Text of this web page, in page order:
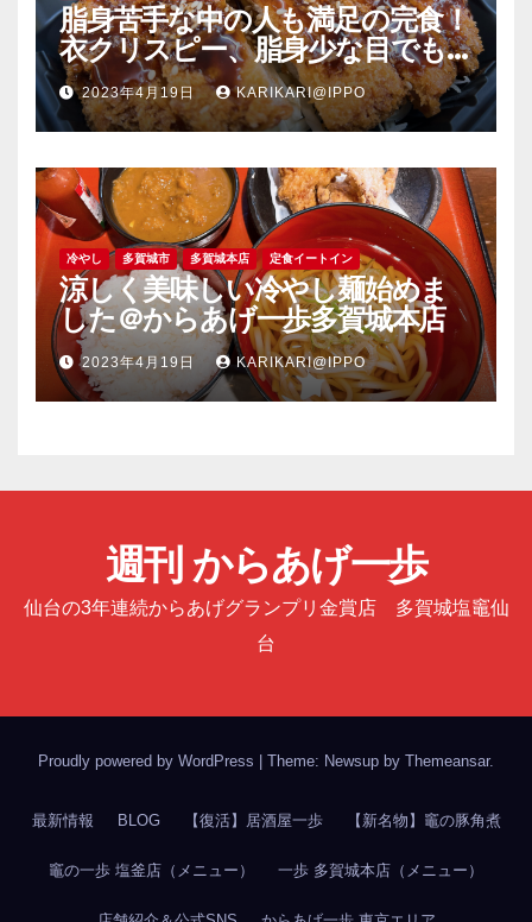
脂身苦手な中の人も満足の完食！
衣クリスピー、脂身少な目でも
旨い豚肉のソーストンカツ弁当
＠竈の一歩塩釜店
2023年4月19日 KARIKARI@IPPO
冷やし 多賀城市 多賀城本店 定食イートイン
涼しく美味しい冷やし麺始めま
した＠からあげ一歩多賀城本店
2023年4月19日 KARIKARI@IPPO
週刊 からあげ一歩
仙台の3年連続からあげグランプリ金賞店 多賀城塩竈仙
台
Proudly powered by WordPress | Theme: Newsup by Themeansar.
最新情報 BLOG 【復活】居酒屋一歩 【新名物】竈の豚角煮
竈の一歩 塩釜店（メニュー） 一歩 多賀城本店（メニュー）